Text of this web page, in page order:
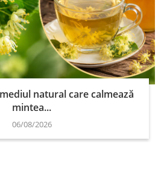
natural care calmează
mintea...
06/08/2026